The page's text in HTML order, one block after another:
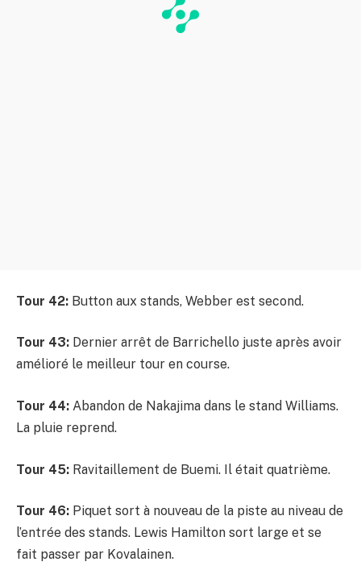
Tour 42: Button aux stands, Webber est second.
Tour 43: Dernier arrêt de Barrichello juste après avoir
amélioré le meilleur tour en course.
Tour 44: Abandon de Nakajima dans le stand Williams.
La pluie reprend.
Tour 45: Ravitaillement de Buemi. Il était quatrième.
Tour 46: Piquet sort à nouveau de la piste au niveau de
l’entrée des stands. Lewis Hamilton sort large et se
fait passer par Kovalainen.